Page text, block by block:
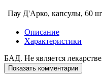
Пау Д'Арко, капсулы, 60
Описание
Характеристики
БАД. Не является
Показать комментарии